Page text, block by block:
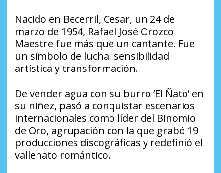
Nacido en Becerril, Cesar, un 24 de
marzo de 1954, Rafael José Orozco
Maestre fue más que un cantante. Fue
un símbolo de lucha, sensibilidad
artística y transformación.
De vender agua con su burro ‘El Ñato’ en
su niñez, pasó a conquistar escenarios
internacionales como líder del Binomio
de Oro, agrupación con la que grabó 19
producciones discográficas y redefinió el
vallenato romántico.